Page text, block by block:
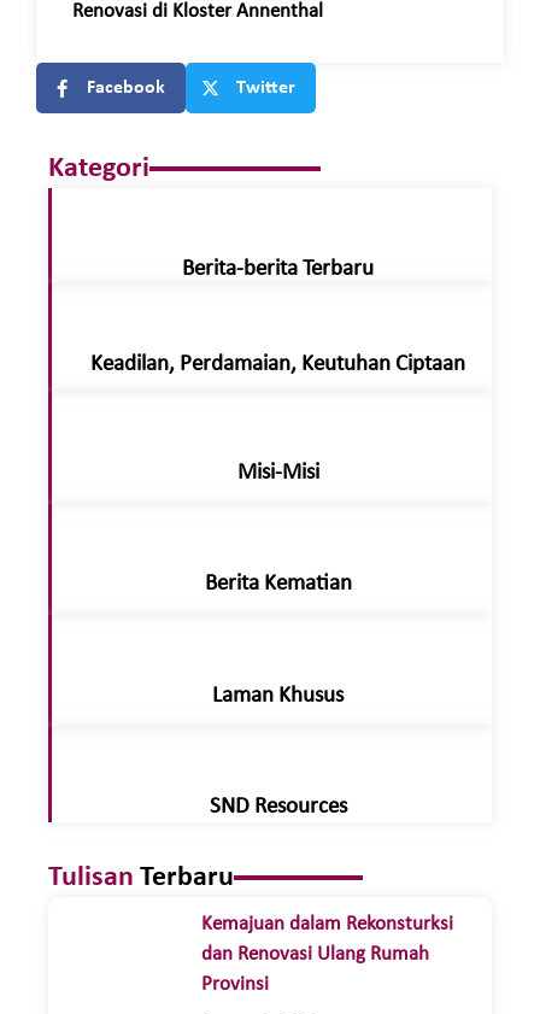
Renovasi di Kloster Annenthal
Facebook Twitter
Kategori
Berita-berita Terbaru
Keadilan, Perdamaian, Keutuhan Ciptaan
Misi-Misi
Berita Kematian
Laman Khusus
SND Resources
Tulisan Terbaru
Kemajuan dalam Rekonsturksi
dan Renovasi Ulang Rumah
Provinsi